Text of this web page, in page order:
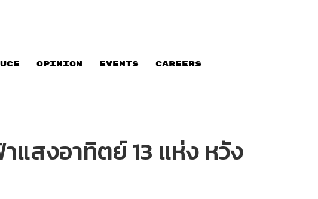
OPINION EVENTS CAREERS
แสงอาทิตย์ 13 แห่ง หวัง